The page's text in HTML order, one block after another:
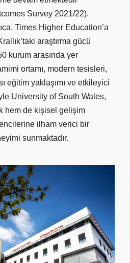
Survey 2021/22).
Times Higher Education’a
araştırma gücü
kurum arasında yer
ortamı, modern tesisleri,
eğitim yaklaşımı ve etkileyici
University of South Wales,
hem de kişisel gelişim
ilham verici bir
sunmaktadır.